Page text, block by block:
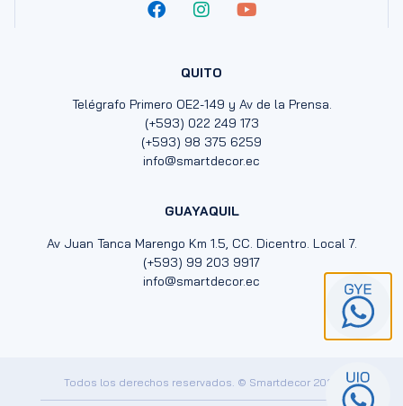
QUITO
Telégrafo Primero OE2-149 y Av de la Prensa.
(+593) 022 249 173
(+593) 98 375 6259
info@smartdecor.ec
GUAYAQUIL
Av Juan Tanca Marengo Km 1.5, CC. Dicentro. Local 7.
(+593) 99 203 9917
info@smartdecor.ec
Todos los derechos reservados. © Smartdecor 2024